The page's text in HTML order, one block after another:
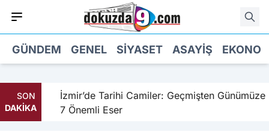
GÜNDEM GENEL SIYASET ASAYIŞ
SON
DAKİKA
İzmir’de Tarihi Camiler: Geçmişten Günümüze
7 Önemli Eser